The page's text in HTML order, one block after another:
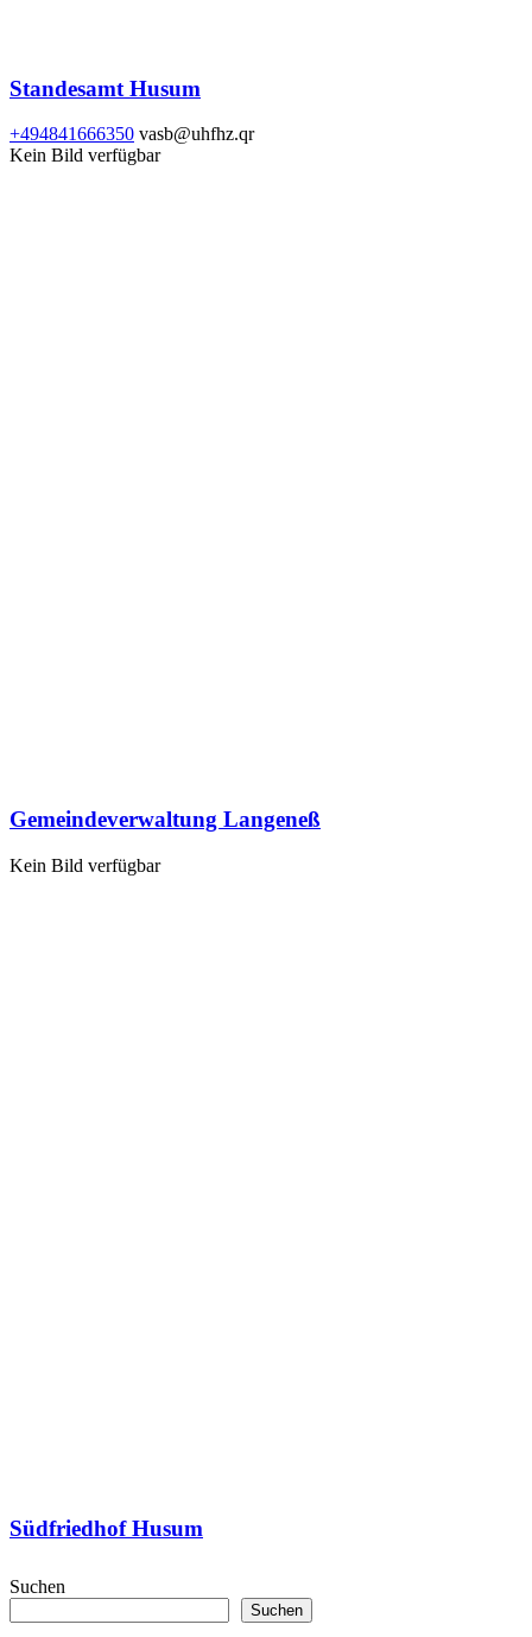
Standesamt Husum
+494841666350 vasb@uhfhz.qr
Kein Bild verfügbar
Gemeindeverwaltung Langeneß
Kein Bild verfügbar
Südfriedhof Husum
Suchen
Suchen